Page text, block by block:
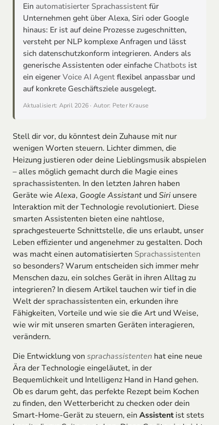
Ein automatisierter Sprachassistentfür
Unternehmen geht über Alexa, Siri oder Google
hinaus: Er ist auf deine Prozesse zugeschnitten,
versteht per NLP komplexe Anfragen und lässt
sich datenschutzkonform integrieren. Anders als
generische Assistenten oder einfache Chatbots ist
ein eigenerVoice AI Agentflexibel anpassbar und
auf konkrete Geschäftsziele ausgelegt.
Aktualisiert: April 2026 · Autor: Peter Krause
Stell dir vor, du könntest dein Zuhause mit nur
wenigen Worten steuern. Lichter dimmen, die
Heizung justieren oder deine Lieblingsmusik abspielen
– alles möglich gemacht durch die Magie eines
sprachassistenten. In den letzten Jahren haben
Geräte wie Alexa, Google AssistantundSiriunsere
Interaktion mit der Technologie revolutioniert. Diese
smarten Assistenten bieten eine nahtlose,
sprachgesteuerte Schnittstelle, die uns erlaubt, unser
Leben effizienter und angenehmer zu gestalten. Doch
was macht einen automatisierten Sprachassistenten
so besonders? Warum entscheiden sich immer mehr
Menschen dazu, ein solches Gerät in ihren Alltag zu
integrieren? In diesem Artikel tauchen wir tief in die
Welt der sprachassistentenein, erkunden ihre
Fähigkeiten, Vorteile und wie sie die Art und Weise,
wie wir mit unseren smarten Geräten interagieren,
verändern.
Die Entwicklung von sprachassistenten hat eine neue
Ära der Technologie eingeläutet, in der
Bequemlichkeit und Intelligenz Hand in Hand gehen.
Ob es darum geht, das perfekte Rezept beim Kochen
zu finden, den Wetterbericht zu checken oder dein
Smart-Home-Gerät zu steuern, ein Assistentist stets